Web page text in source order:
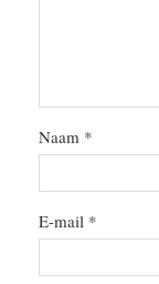
Naam *
E-mail *